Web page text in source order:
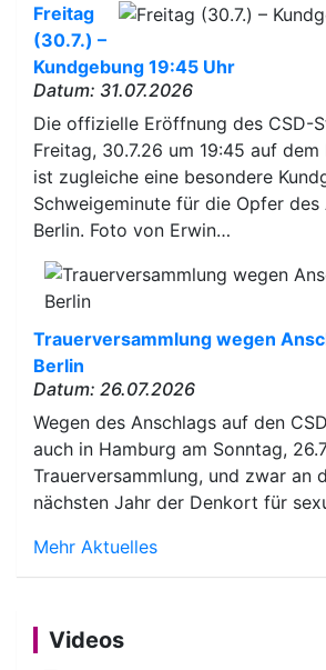
Freitag
(30.7.) –
Kundgebung 19:45 Uhr
Datum: 31.07.2026
Die offizielle Eröffnung des CSD-
Freitag, 30.7.26 um 19:45 auf dem
ist zugleiche eine besondere
Schweigeminute für die Opfer des
Berlin. Foto von Erwin…
Trauerversammlung wegen
Berlin
Datum: 26.07.2026
Wegen des Anschlags auf den
auch in Hamburg am Sonntag,
Trauerversammlung, und zwar an
nächsten Jahr der Denkort für
Mehr Aktuelles
Videos